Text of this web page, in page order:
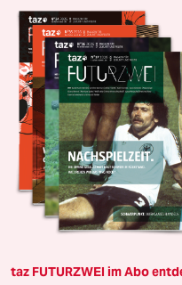
taz FUTURZWEI im Abo